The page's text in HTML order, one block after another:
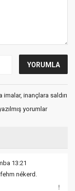
inançlara saldırı
yorumlar
13:21
nékerd.